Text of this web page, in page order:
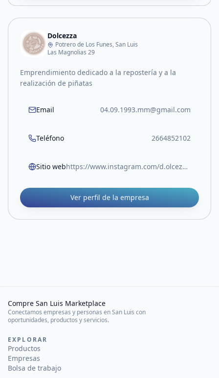
Dolcezza
Potrero de Los Funes, San Luis
Las Magnolias 29
Emprendimiento dedicado a la repostería y a la
realización de piñatas
Email 04.09.1993.mm@gmail.com
Teléfono 2664852102
Sitio web https://www.instagram.com/d.olcezza.sl?igsh=MXF4emhubnBtMncwcw==
Ver perfil de la empresa
Compre San Luis Marketplace
Conectamos empresas y personas en San Luis con
oportunidades, productos y servicios.
EXPLORAR
Productos
Empresas
Bolsa de trabajo